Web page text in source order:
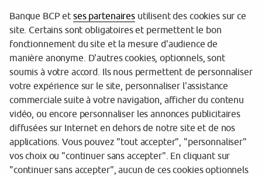
Tarifs et informations réglementaires
Espace sécurité
Gestion des cookies
Banque BCP etses partenairesutilisent des cookies sur ce
site. Certains sont obligatoires et permettent le bon
fonctionnement du site et la mesure d'audience de
manière anonyme. D'autres cookies, optionnels, sont
soumis à votre accord. Ils nous permettent de personnaliser
votre expérience sur le site, personnaliser l'assistance
commerciale suite à votre navigation, afficher du contenu
vidéo, ou encore personnaliser les annonces publicitaires
diffusées sur Internet en dehors de notre site et de nos
applications. Vous pouvez "tout accepter", "personnaliser"
vos choix ou "continuer sans accepter". En cliquant sur
"continuer sans accepter", aucun de ces cookies optionnels